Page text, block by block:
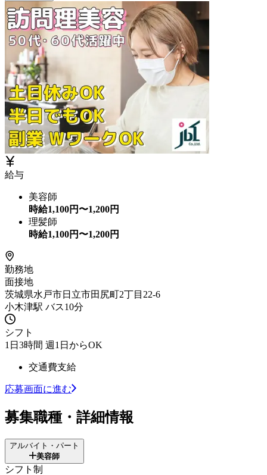
給与
美容師
時給1,100円〜1,200円
理髪師
時給1,100円〜1,200円
勤務地
面接地
茨城県水戸市日立市田尻町2丁目22-6
小木津駅 バス10分
シフト
1日3時間 週1日からOK
交通費支給
応募画面に進む
募集職種・詳細情報
アルバイト・パート
美容師
シフト制